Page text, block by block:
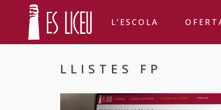
L’ESCOLA
LLISTES FP